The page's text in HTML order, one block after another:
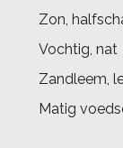
Zon,
Vochtig, nat
Zandleem,
Matig